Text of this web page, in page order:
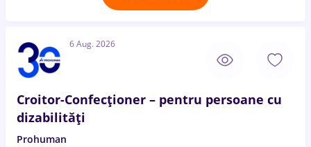
6 Aug. 2026
Croitor-Confecționer – pentru persoane cu
dizabilități
Prohuman